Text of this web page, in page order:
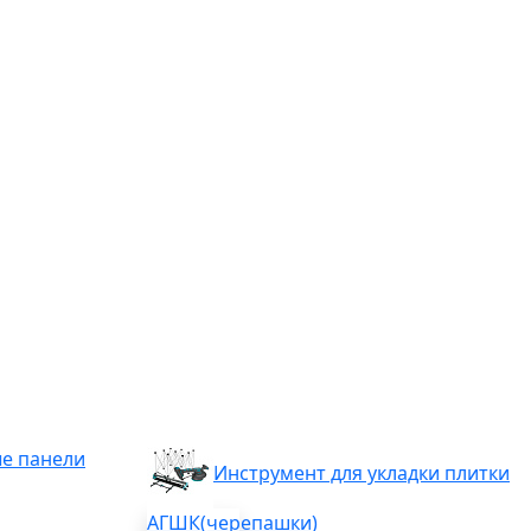
панели
Инструмент для укладки плитки
АГШК(черепашки)